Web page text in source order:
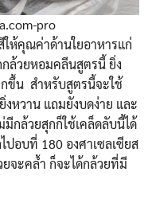
pro
ห้คุณค่าด้านใยอาหารแก่
กล้วยหอมคลีนสูตรนี้ ยิ่ง
ขึ้น สำหรับสูตรนี้จะใช้
หวาน แถมยังบดง่าย และ
กล้วยสุกก็ใช้เคล็ดลับนี้ได้
ปอบที่ 180 องศาเซลเซียส
จะคล้ำ ก็จะได้กล้วยที่มี